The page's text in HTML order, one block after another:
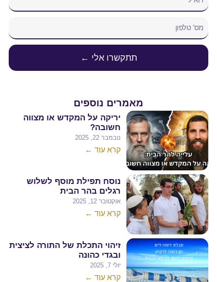
תתקשרו אלי ←
מאמרים נוספים
יריקה על המקדש או מצווה
חשובה?
נובמבר 22, 2025
קרא עוד ←
נוסח תפילת מוסף לשלוש
רגלים בהר הבית
אוקטובר 12, 2025
קרא עוד ←
זיהוי התכלת של התורה לציצית
ובגדי כהונה
יולי 7, 2025
קרא עוד ←